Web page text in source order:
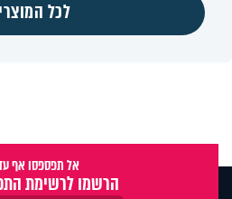
לכל
אל תפספסו אף
הרשמו לרשימת